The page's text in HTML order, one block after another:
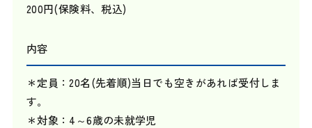
200円(保険料、税込)
内容
＊定員：20名(先着順)当日でも空きがあれば受付しま
す。
＊対象：4～6歳の未就学児